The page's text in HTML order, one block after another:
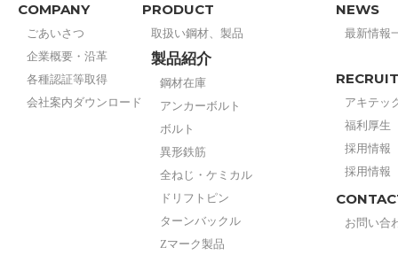
COMPANY
ごあいさつ
企業概要・沿革
各種認証等取得
会社案内ダウンロード
PRODUCT
取扱い鋼材、製品
製品紹介
鋼材在庫
アンカーボルト
ボルト
異形鉄筋
全ねじ・ケミカル
ドリフトピン
ターンバックル
Zマーク製品
NEWS
最新情報
RECRUIT
アキテッ
福利厚生
採用情報
採用情報
お問い合